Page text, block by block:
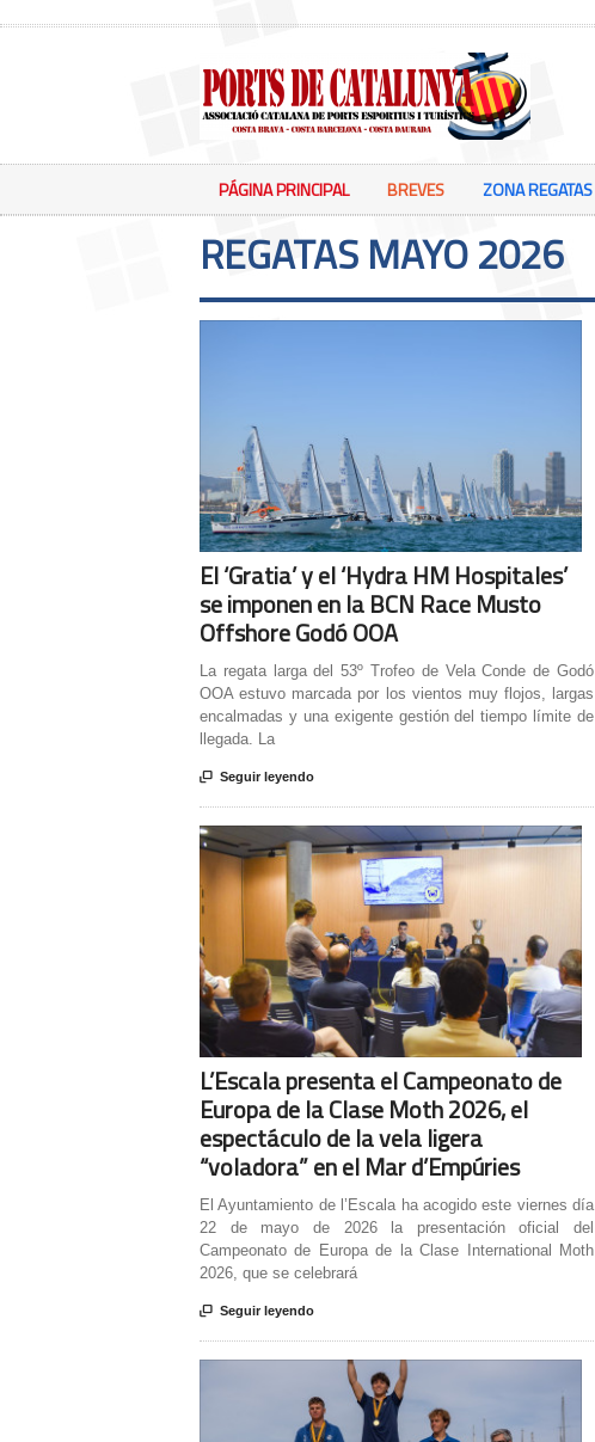
PÁGINA PRINCIPAL BREVES ZONA REGATAS
REGATAS MAYO 2026
El ‘Gratia’ y el ‘Hydra HM Hospitales’
se imponen en la BCN Race Musto
Offshore Godó OOA
La regata larga del 53º Trofeo de Vela Conde de Godó
OOA estuvo marcada por los vientos muy flojos, largas
encalmadas y una exigente gestión del tiempo límite de
llegada. La
 Seguir leyendo
L’Escala presenta el Campeonato de
Europa de la Clase Moth 2026, el
espectáculo de la vela ligera
“voladora” en el Mar d’Empúries
El Ayuntamiento de l’Escala ha acogido este viernes día
22 de mayo de 2026 la presentación oficial del
Campeonato de Europa de la Clase International Moth
2026, que se celebrará
 Seguir leyendo